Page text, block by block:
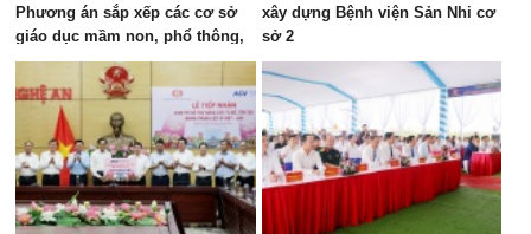
Phương án sắp xếp các cơ sở
giáo dục mầm non, phổ thông,
giáo dục thường xuyên và giáo
dục nghề nghiệp công lập
xây dựng Bệnh viện Sản Nhi cơ
sở 2